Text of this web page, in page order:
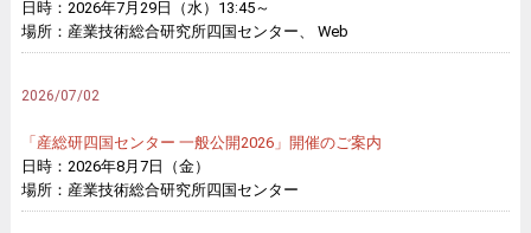
日時：2026年7月29日（水）13:45～
場所：産業技術総合研究所四国センター、 Web
2026/07/02
「産総研四国センター 一般公開2026」開催のご案内
日時：2026年8月7日（金）
場所：産業技術総合研究所四国センター